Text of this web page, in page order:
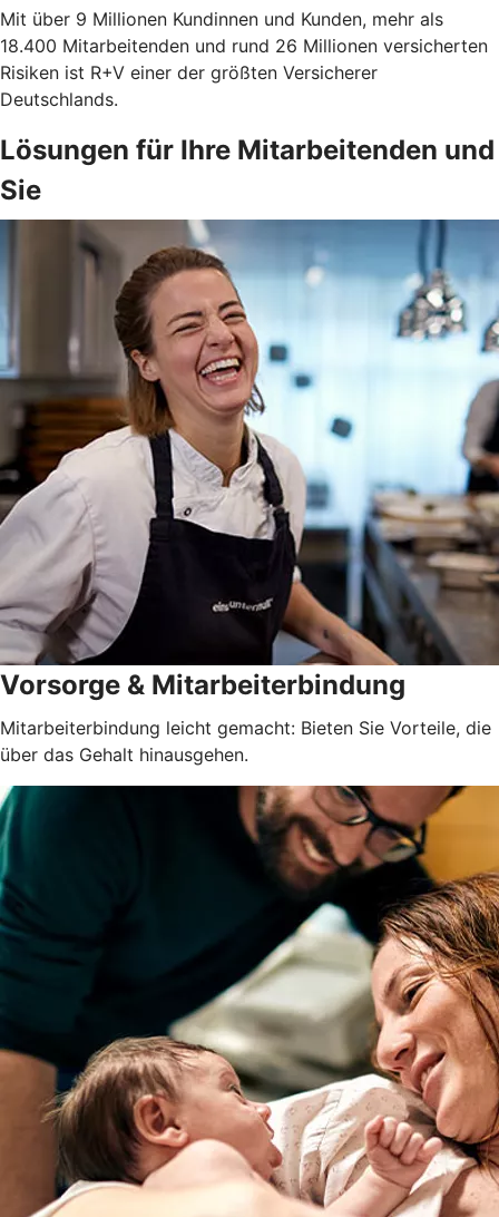
Mit über 9 Millionen Kundinnen und Kunden, mehr als
18.400 Mitarbeitenden und rund 26 Millionen versicherten
Risiken ist R+V einer der größten Versicherer
Deutschlands.
Lösungen für Ihre Mitarbeitenden und
Sie
Vorsorge & Mitarbeiterbindung
Mitarbeiterbindung leicht gemacht: Bieten Sie Vorteile, die
über das Gehalt hinausgehen.